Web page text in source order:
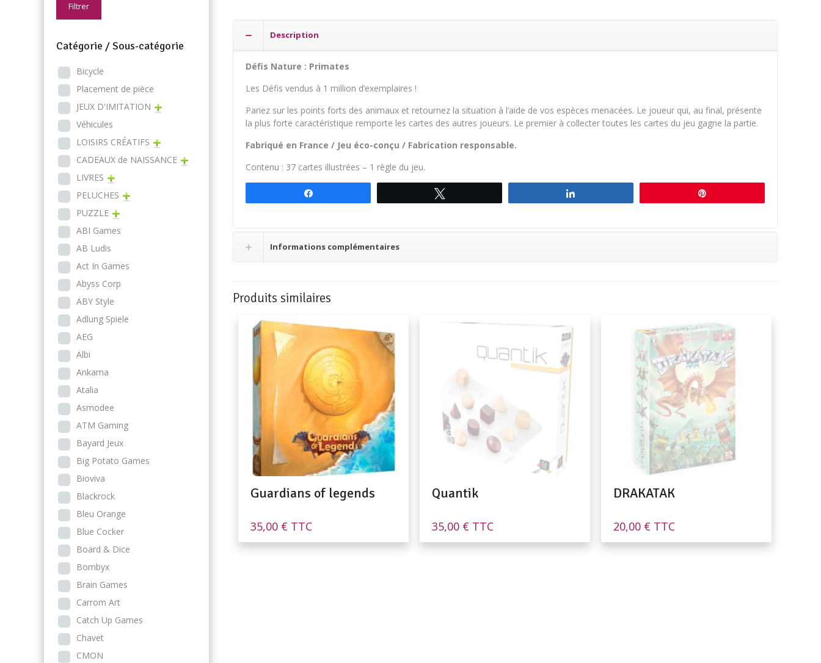
Description
Défis Nature : Primates
Les Défis vendus à 1 million d’exemplaires !
Pariez sur les points forts des animaux et retournez la situation à l’aide de vos espèces menacées. Le joueur qui, au final, présente
la plus forte caractéristique remporte les cartes des autres joueurs. Le premier à collecter toutes les cartes du jeu gagne la partie.
Fabriqué en France / Jeu éco-conçu / Fabrication responsable.
Contenu : 37 cartes illustrées – 1 règle du jeu.
Informations complémentaires
Produits similaires
Guardians of legends
35,00 € TTC
Quantik
35,00 € TTC
DRAKATAK
20,00 € TTC
Filtrer
Catégorie / Sous-catégorie
Bicycle
Placement de pièce
JEUX D'IMITATION
Véhicules
LOISIRS CRÉATIFS
CADEAUX de NAISSANCE
LIVRES
PELUCHES
PUZZLE
ABI Games
AB Ludis
Act In Games
Abyss Corp
ABY Style
Adlung Spiele
AEG
Albi
Ankama
Atalia
Asmodee
ATM Gaming
Bayard Jeux
Big Potato Games
Bioviva
Blackrock
Bleu Orange
Blue Cocker
Board & Dice
Bombyx
Brain Games
Carrom Art
Catch Up Games
Chavet
CMON